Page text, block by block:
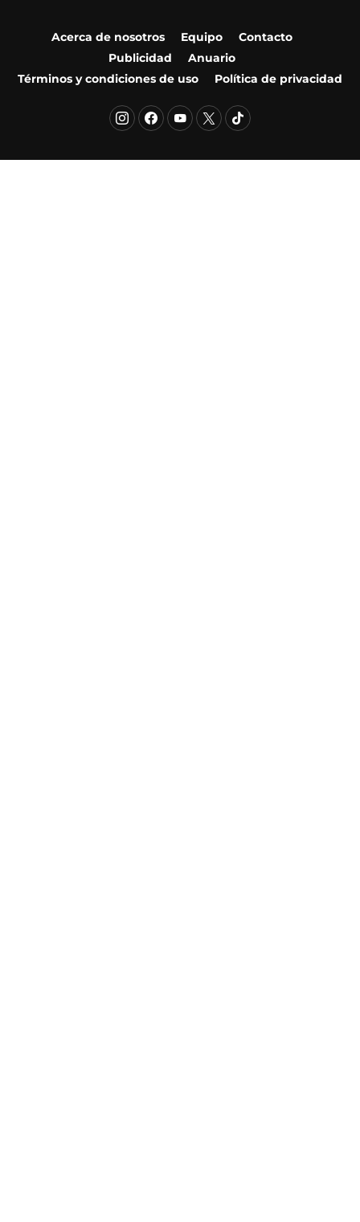
Acerca de nosotros Equipo
Contacto
Publicidad
Anuario
Términos y condiciones de uso
Política de privacidad